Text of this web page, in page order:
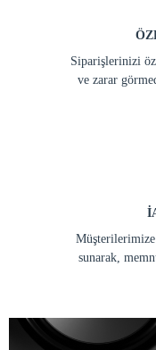
Siparişlerinizi
ve zarar
sunarak,